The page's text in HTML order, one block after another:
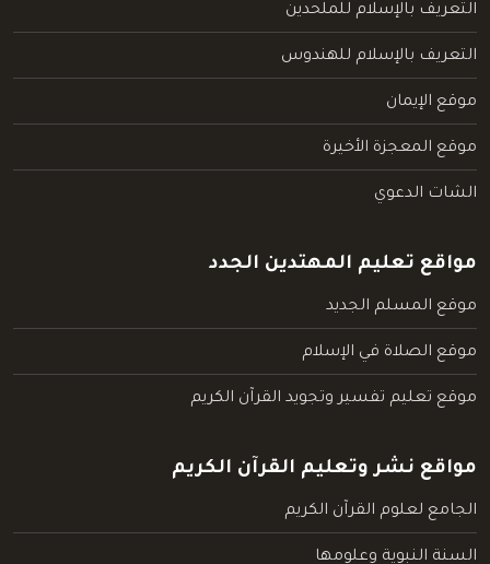
التعريف بالإسلام للملحدين
التعريف بالإسلام للهندوس
موقع الإيمان
موقع المعجزة الأخيرة
الشات الدعوي
مواقع تعليم المهتدين الجدد
موقع المسلم الجديد
موقع الصلاة في الإسلام
موقع تعليم تفسير وتجويد القرآن الكريم
مواقع نشر وتعليم القرآن الكريم
الجامع لعلوم القرآن الكريم
السنة النبوية وعلومها